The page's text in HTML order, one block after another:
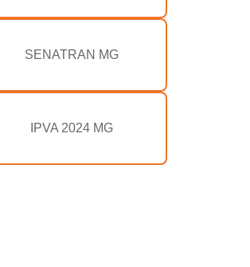
SENATRAN MG
IPVA 2024 MG